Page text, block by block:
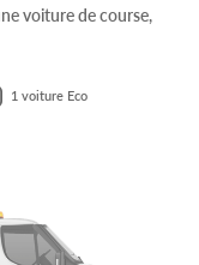
voiture de course,
1 voiture Eco